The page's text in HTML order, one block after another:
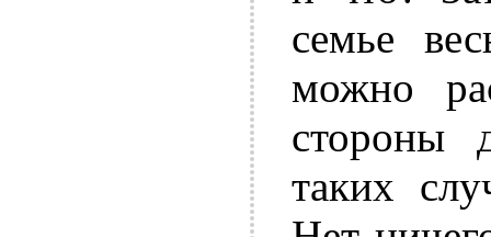
семье
можно
стороны
таких